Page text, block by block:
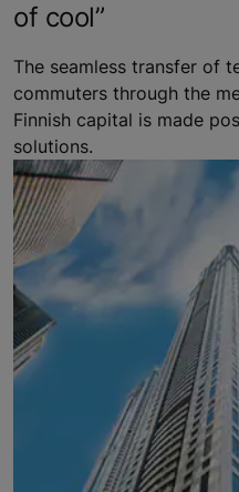
of cool”
The seamless transfer of
commuters through the
Finnish capital is made
solutions.